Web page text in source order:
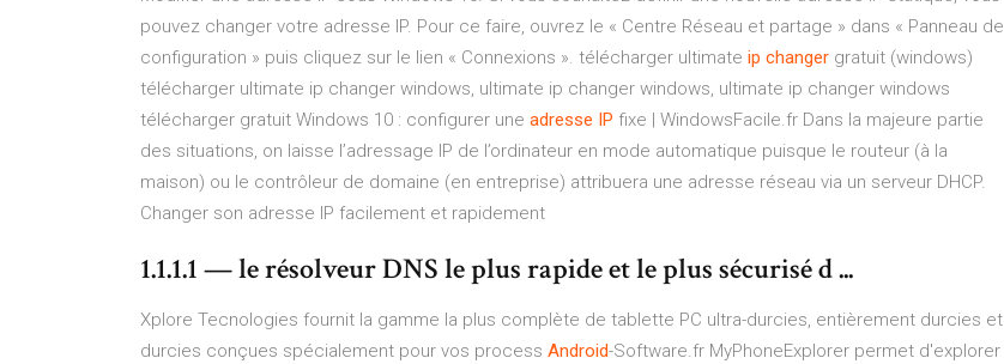
pouvez changer votre adresse IP. Pour ce faire, ouvrez le « Centre Réseau et partage » dans « Panneau de
configuration » puis cliquez sur le lien « Connexions ». télécharger ultimate ip changer gratuit (windows)
télécharger ultimate ip changer windows, ultimate ip changer windows, ultimate ip changer windows
télécharger gratuit Windows 10 : configurer une adresse IP fixe | WindowsFacile.fr Dans la majeure partie
des situations, on laisse l’adressage IP de l’ordinateur en mode automatique puisque le routeur (à la
maison) ou le contrôleur de domaine (en entreprise) attribuera une adresse réseau via un serveur DHCP.
Changer son adresse IP facilement et rapidement
1.1.1.1 — le résolveur DNS le plus rapide et le plus sécurisé d ...
Xplore Tecnologies fournit la gamme la plus complète de tablette PC ultra-durcies, entièrement durcies et
durcies conçues spécialement pour vos process Android-Software.fr MyPhoneExplorer permet d'explorer